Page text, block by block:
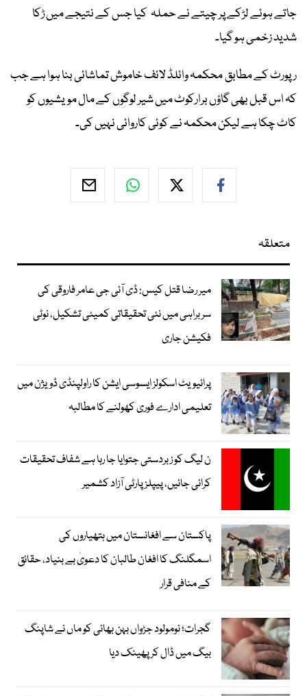
جاتے ہوئے لڑکے پر چیتے نے حملہ کیا جس کے نتیجے میں ڑکا
شدید زخمی ہو گیا۔
رپورٹ کے مطابق محکمہ وائلڈ لائف خاموش تماشائی بنا ہوا ہے جب
کہ اس قبل بھی گاؤں برارکوٹ میں شیر لوگوں کے مال مویشیوں کو
کاٹ چکا ہے لیکن محکمہ نے کوئی کاروائی نہیں کی۔
متعلقہ
میر رضا قتل کیس: ڈی آئی جی عامر فاروقی کی
سربراہی میں نئی تحقیقاتی کمیٹی تشکیل، نوٹی
فکیشن جاری
پرائیویٹ اسکولز ایسوسی ایشن کا راولپنڈی ڈویژن میں
تعلیمی ادارے فوری کھولنے کا مطالبہ
ن لیگ کو زبردستی جتوایا جا رہا ہے شفاف تحقیقات
کرائی جائیں، پیپلز پارٹی آزاد کشمیر
پاکستان سے افغانستان میں ہتھیاروں کی
اسمگلنگ کا افغان طالبان کا دعویٰ بے بنیاد، حقائق
کے منافی قرار
گجرات؛ نومولود جڑواں بہن بھائی کو ماں نے شاپنگ
بیگ میں ڈال کر پھینک دیا